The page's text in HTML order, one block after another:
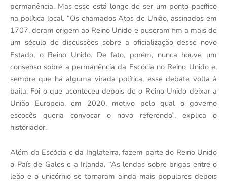
permanência. Mas esse está longe de ser um ponto pacífico
na política local. “Os chamados Atos de União, assinados em
1707, deram origem ao Reino Unido e puseram fim a mais de
um século de discussões sobre a oficialização desse novo
Estado, o Reino Unido. De fato, porém, nunca houve um
consenso sobre a permanência da Escócia no Reino Unido e,
sempre que há alguma virada política, esse debate volta à
baila. Foi o que aconteceu depois de o Reino Unido deixar a
União Europeia, em 2020, motivo pelo qual o governo
escocês queria convocar o novo referendo”, explica o
historiador.
Além da Escócia e da Inglaterra, fazem parte do Reino Unido
o País de Gales e a Irlanda. “As lendas sobre brigas entre o
leão e o unicórnio se tornaram ainda mais populares depois